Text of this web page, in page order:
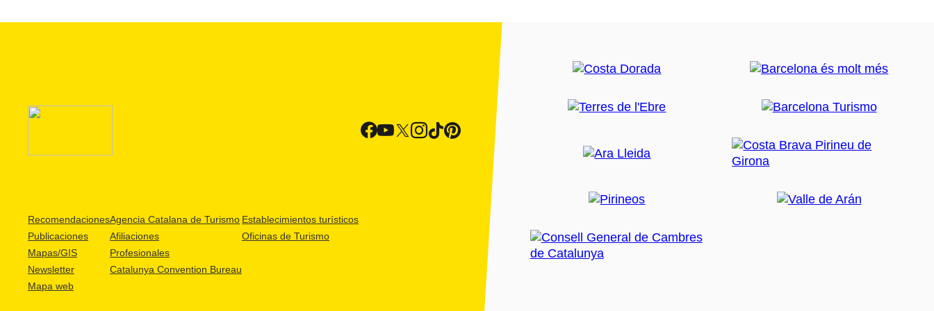
Recomendaciones
Publicaciones
Mapas/GIS
Newsletter
Mapa web
Agencia Catalana de Turismo
Afiliaciones
Profesionales
Catalunya Convention Bureau
Establecimientos turísticos
Oficinas de Turismo